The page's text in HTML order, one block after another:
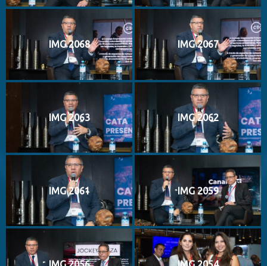
IMG 2068 IMG 2067
IMG 2063 IMG 2062
IMG 2061 IMG 2059